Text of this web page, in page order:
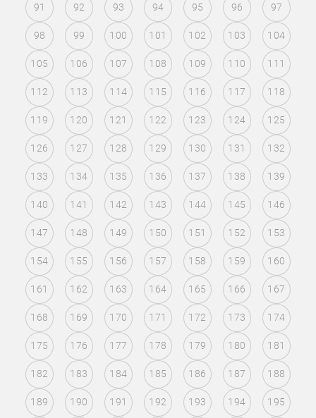
91 92 93 94 95 96 97
98 99 100 101 102 103 104
105 106 107 108 109 110 111
112 113 114 115 116 117 118
119 120 121 122 123 124 125
126 127 128 129 130 131 132
133 134 135 136 137 138 139
140 141 142 143 144 145 146
147 148 149 150 151 152 153
154 155 156 157 158 159 160
161 162 163 164 165 166 167
168 169 170 171 172 173 174
175 176 177 178 179 180 181
182 183 184 185 186 187 188
189 190 191 192 193 194 195